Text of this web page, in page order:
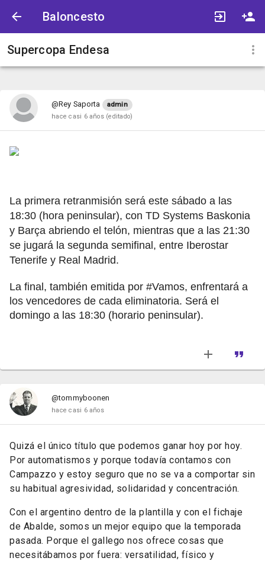
Baloncesto
Supercopa Endesa
@Rey Saporta
admin
hace casi 6 años (editado)
La primera retranmisión será este sábado a las
18:30 (hora peninsular), con TD Systems Baskonia
y Barça abriendo el telón, mientras que a las 21:30
se jugará la segunda semifinal, entre Iberostar
Tenerife y Real Madrid.
La final, también emitida por #Vamos, enfrentará a
los vencedores de cada eliminatoria. Será el
domingo a las 18:30 (horario peninsular).
@tommyboonen
hace casi 6 años
Quizá el único título que podemos ganar hoy por hoy.
Por automatismos y porque todavía contamos con
Campazzo y estoy seguro que no se va a comportar sin
su habitual agresividad, solidaridad y concentración.
Con el argentino dentro de la plantilla y con el fichaje
de Abalde, somos un mejor equipo que la temporada
pasada. Porque el gallego nos ofrece cosas que
necesitábamos por fuera: versatilidad, físico y